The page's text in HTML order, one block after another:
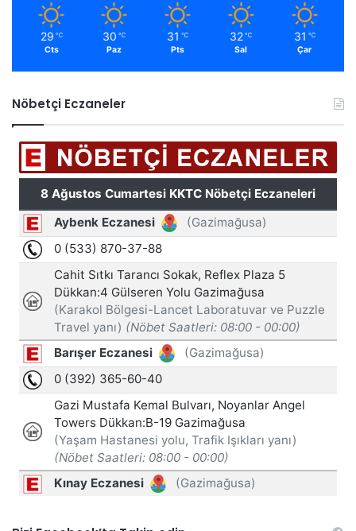
29 ℃
Cts
30 ℃
Paz
31 ℃
Pts
32 ℃
Sal
31 ℃
Çar
Nöbetçi Eczaneler